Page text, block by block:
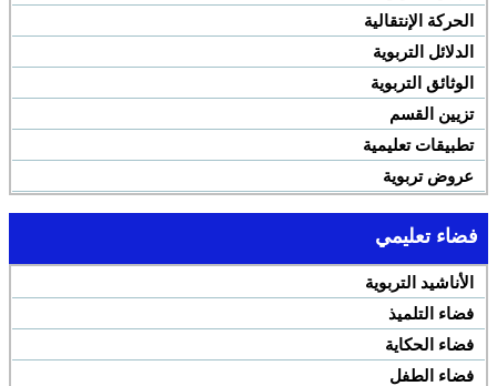
الحركة الإنتقالية
الدلائل التربوية
الوثائق التربوية
تزيين القسم
تطبيقات تعليمية
عروض تربوية
فضاء تعليمي
الأناشيد التربوية
فضاء التلميذ
فضاء الحكاية
فضاء الطفل